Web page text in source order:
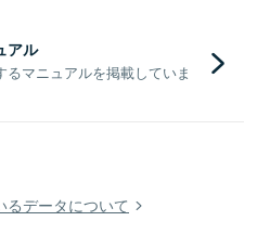
アル
マニュアルを掲載していま
データについて